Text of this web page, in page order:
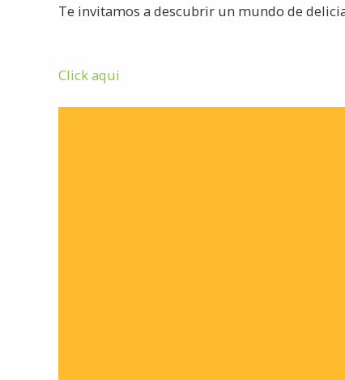
Te invitamos a descubrir un mundo de
Click aqui